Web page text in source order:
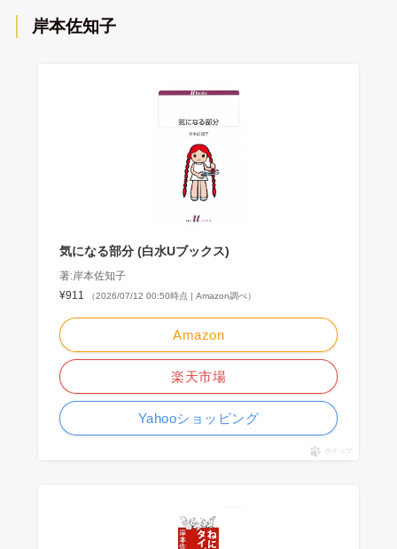
岸本佐知子
気になる部分 (白水Uブックス)
著:岸本佐知子
¥911
（2026/07/12 00:50時点 | Amazon調べ）
Amazon
楽天市場
Yahooショッピング
ポチップ